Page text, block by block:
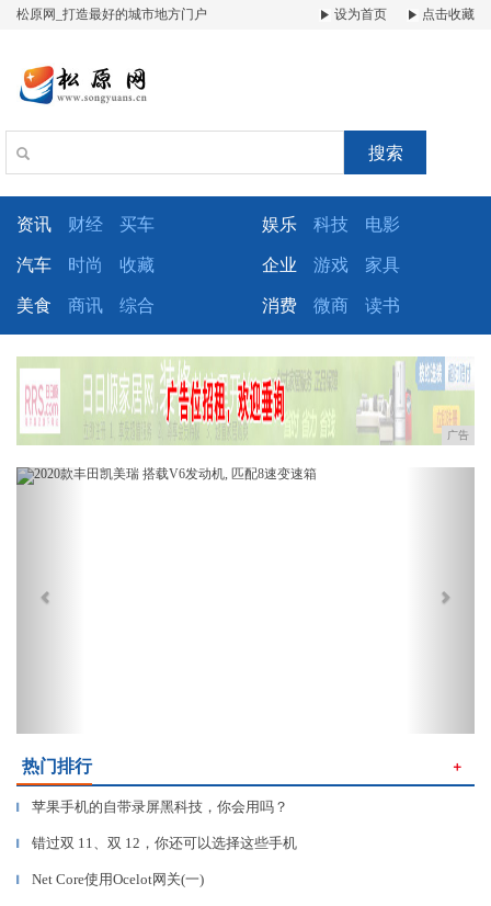
松原网_打造最好的城市地方门户 设为首页 点击收藏
搜索
资讯 财经 买车 娱乐 科技 电影
汽车 时尚 收藏 企业 游戏 家具
美食 商讯 综合 消费 微商 读书
广告
Previous
热门排行 ＋
▎ 苹果手机的自带录屏黑科技，你会用吗？
▎ 错过双 11、双 12，你还可以选择这些手机
▎ Net Core使用Ocelot网关(一)